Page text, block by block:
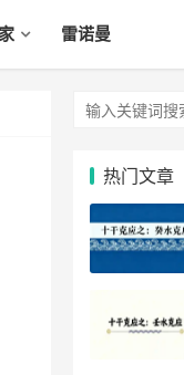
雷诺曼
热门文章